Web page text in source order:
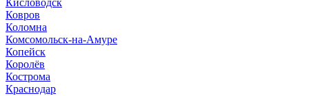
Кисловодск
Ковров
Коломна
Комсомольск-на-Амуре
Копейск
Королёв
Кострома
Краснодар